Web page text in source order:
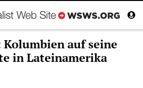
auf seine
in Lateinamerika